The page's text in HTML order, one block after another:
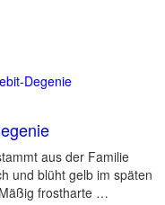
aus der Familie
und blüht gelb im späten
frostharte …